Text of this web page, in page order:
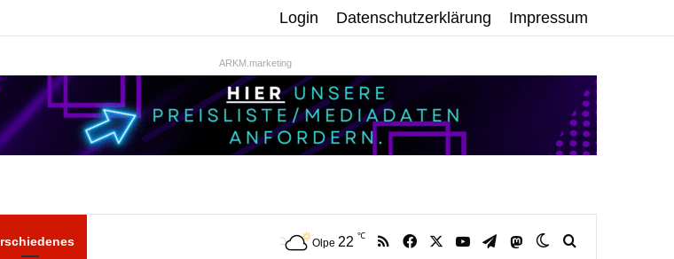
Login Datenschutzerklärung Impressum
ARKM.marketing
Olpe 22 ℃ RSS Facebook YouTubeTelegramMastodonSkin umschalten